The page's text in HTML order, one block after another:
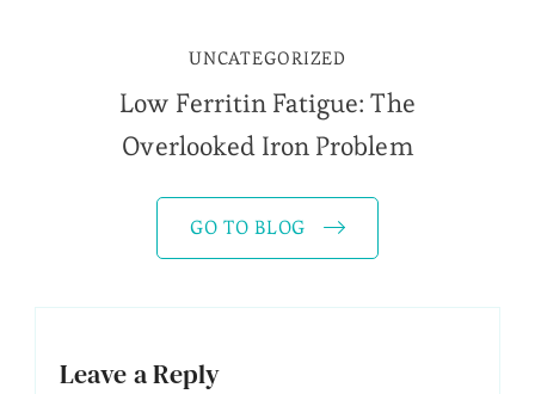
UNCATEGORIZED
Low Ferritin Fatigue: The
Overlooked Iron Problem
GO TO BLOG
Leave a Reply